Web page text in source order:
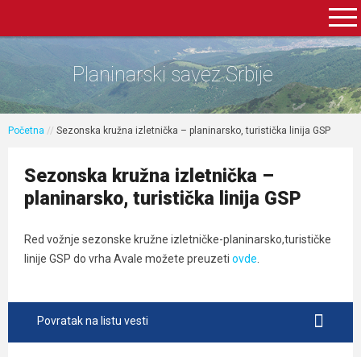
Planinarski savez Srbije
Početna // Sezonska kružna izletnička – planinarsko, turistička linija GSP
Sezonska kružna izletnička –
planinarsko, turistička linija GSP
Red vožnje sezonske kružne izletničke-planinarsko,turističke
linije GSP do vrha Avale možete preuzeti ovde
Povratak na listu vesti